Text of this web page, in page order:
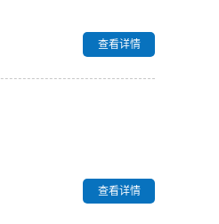
查看详情
查看详情